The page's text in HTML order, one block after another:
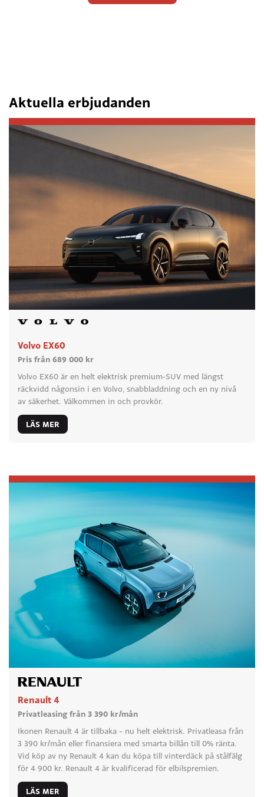
Aktuella erbjudanden
Volvo EX60
Pris från 689 000 kr
Volvo EX60 är en helt elektrisk premium-SUV med längst
räckvidd någonsin i en Volvo, snabbladdning och en ny nivå
av säkerhet. Välkommen in och provkör.
LÄS MER
Renault 4
Privatleasing från 3 390 kr/mån
Ikonen Renault 4 är tillbaka – nu helt elektrisk. Privatleasa från
3 390 kr/mån eller finansiera med smarta billån till 0% ränta.
Vid köp av ny Renault 4 kan du köpa till vinterdäck på stålfälg
för 4 900 kr. Renault 4 är kvalificerad för elbilspremien.
LÄS MER